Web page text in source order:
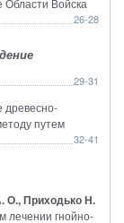
Области Войска
26-28
29-31
древесно-
путем
32-41
О., Приходько Н.
лечении гнойно-